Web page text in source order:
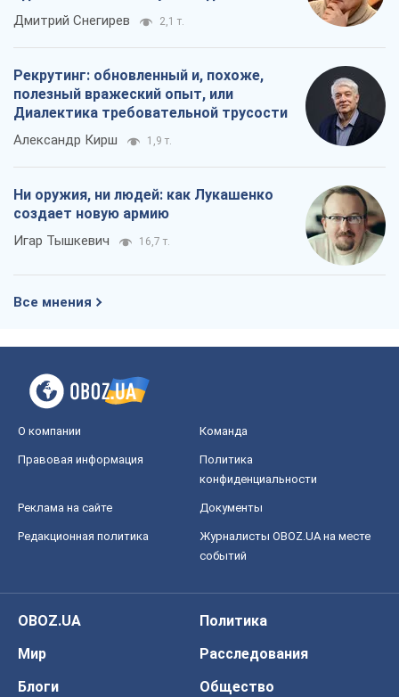
российских оккупантов
Дмитрий Снегирев 2,1 т.
Рекрутинг: обновленный и, похоже,
полезный вражеский опыт, или
Диалектика требовательной трусости
Александр Кирш 1,9 т.
Ни оружия, ни людей: как Лукашенко
создает новую армию
Игар Тышкевич 16,7 т.
Все мнения
О компании Команда
Правовая информация
Политика
конфиденциальности
Реклама на сайте Документы
Редакционная политика
Журналисты OBOZ.UA на месте
событий
OBOZ.UA
Политика
Мир
Расследования
Блоги
Общество